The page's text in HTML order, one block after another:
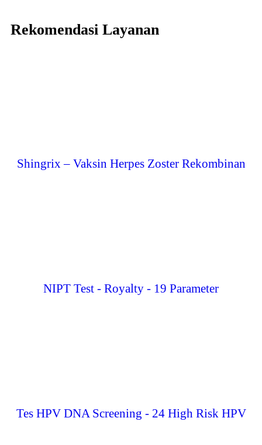
Rekomendasi Layanan
Shingrix – Vaksin Herpes Zoster Rekombinan
NIPT Test - Royalty - 19 Parameter
Tes HPV DNA Screening - 24 High Risk HPV